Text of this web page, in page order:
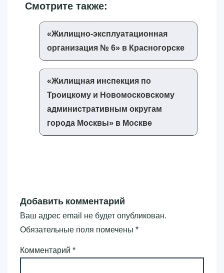
Смотрите также:
«‎Жилищно-эксплуатационная
организация № 6»‎ в Красногорске
«‎Жилищная инспекция по
Троицкому и Новомосковскому
административным округам
города Москвы»‎ в Москве
Добавить комментарий
Ваш адрес email не будет опубликован.
Обязательные поля помечены *
Комментарий *